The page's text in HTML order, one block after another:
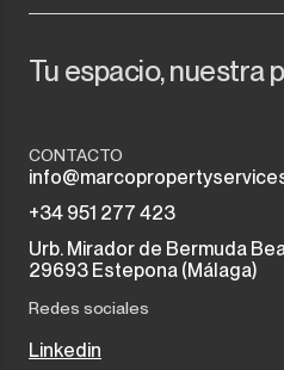
Tu espacio, nuestra
CONTACTO
+34 951 277 423
Urb. Mirador de Bermuda
29693 Estepona (Málaga)
Redes sociales
Linkedin